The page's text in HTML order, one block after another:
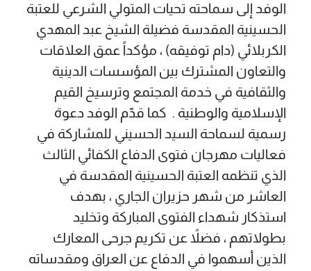
الوفد إلى سماحته تحيات المتولي الشرعي للعتبة
الحسينية المقدسة فضيلة الشيخ عبد المهدي
الكربلائي (دام توفيقه) ، مؤكداً عمق العلاقات
والتعاون المشترك بين المؤسسات الدينية
والثقافية في خدمة المجتمع وترسيخ القيم
الإسلامية والوطنية . ‏ ‏كما قدّم الوفد دعوة
رسمية لسماحة السيد الحسيني للمشاركة في
فعاليات مهرجان فتوى الدفاع الكفائي الثالث
الذي تنظمه العتبة الحسينية المقدسة في
العاشر من شهر حزيران الجاري ، بهدف
استذكار شهداء الفتوى المباركة وتخليد
بطولاتهم ، فضلاً عن تكريم جرحى المعارك
الذين أسهموا في الدفاع عن العراق ومقدساته